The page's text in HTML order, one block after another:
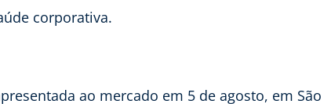
corporativa.
ao mercado em 5 de agosto, em São